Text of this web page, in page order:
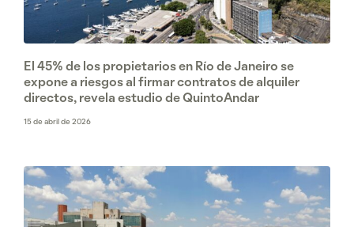
El 45% de los propietarios en Río de Janeiro se
expone a riesgos al firmar contratos de alquiler
directos, revela estudio de QuintoAndar
15 de abril de 2026